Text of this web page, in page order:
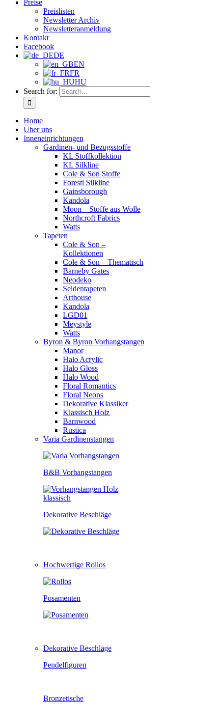
Preise
Preislisten
Newsletter Archiv
Newsletteranmeldung
Kontakt
Facebook
DE
EN
FR
HU
Search for:
Home
Über uns
Inneneinrichtungen
Gardinen- und Bezugsstoffe
KL Stoffkollektion
KL Silkline
Cole & Son Stoffe
Foresti Silkline
Gainsborough
Kandola
Moon – Stoffe aus Wolle
Northcroft Fabrics
Watts
Tapeten
Cole & Son –
Kollektionen
Cole & Son – Thematisch
Barneby Gates
Neodeko
Seidentapeten
Arthouse
Kandola
LGD01
Meystyle
Watts
Byron & Byron Vorhangstangen
Manor
Halo Acrylic
Halo Gloss
Halo Wood
Floral Romantics
Floral Neons
Dekorative Klassiker
Klassisch Holz
Barnwood
Rustica
Varia Gardinenstangen
B&B Vorhangstangen
Dekorative Beschläge
Hochwertige Rollos
Posamenten
Dekorative Beschläge
Pendelfiguren
Bronzetische